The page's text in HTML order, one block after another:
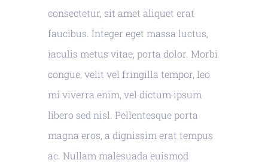
consectetur, sit amet aliquet erat
faucibus. Integer eget massa luctus,
iaculis metus vitae, porta dolor. Morbi
congue, velit vel fringilla tempor, leo
mi viverra enim, vel dictum ipsum
libero sed nisl. Pellentesque porta
magna eros, a dignissim erat tempus
ac. Nullam malesuada euismod